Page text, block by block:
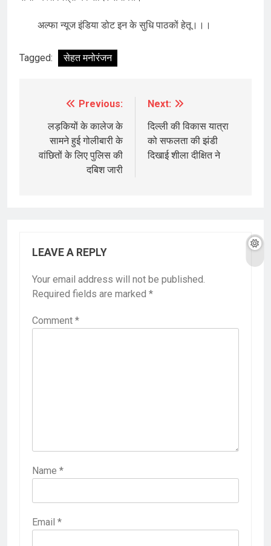
अल्फा न्यूज इंडिया डोट इन के सुधि पाठकों हेतू।।।
Tagged: सेहत मनोरंजन
navigation
Previous:
लड़कियों के कालेज के
सामने हुई गोलीबारी के
वांछितों के लिए पुलिस की
दबिश जारी
Next:
दिल्ली की विकास यात्रा
को सफलता की झंडी
दिखाई शीला दीक्षित ने
LEAVE A REPLY
Your email address will not be published.
Required fields are marked *
Comment *
Name *
Email *